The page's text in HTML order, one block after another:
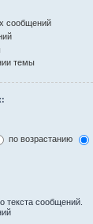
сообщений
темы
по возрастанию
текста сообщений.